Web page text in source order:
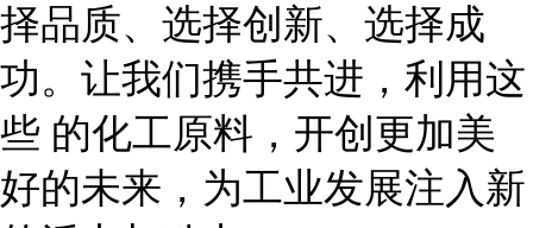
择品质、选择创新、选择成
功。让我们携手共进，利用这
些 的化工原料，开创更加美
好的未来，为工业发展注入新